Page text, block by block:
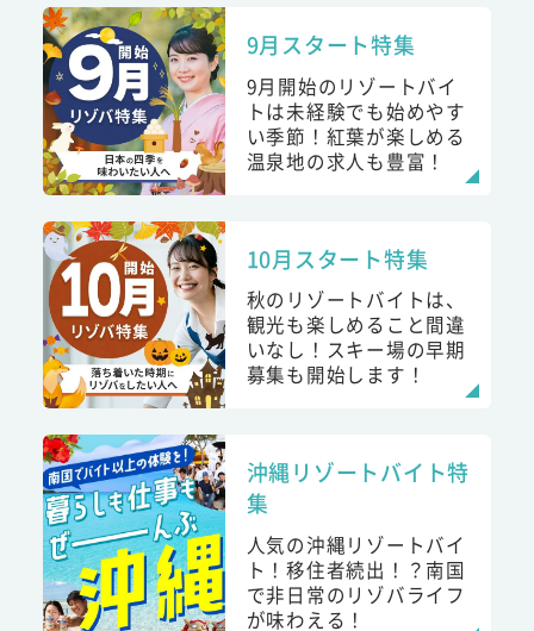
9月スタート特集
9月開始のリゾートバイ
トは未経験でも始めやす
い季節！紅葉が楽しめる
温泉地の求人も豊富！
10月スタート特集
秋のリゾートバイトは、
観光も楽しめること間違
いなし！スキー場の早期
募集も開始します！
沖縄リゾートバイト特
集
人気の沖縄リゾートバイ
ト！移住者続出！？南国
で非日常のリゾバライフ
が味わえる！